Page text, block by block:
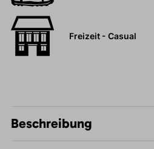
Freizeit - Casual
Beschreibung